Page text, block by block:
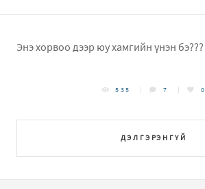
Энэ хорвоо дээр юу хамгийн үнэн бэ???
ДЭЛГЭРЭНГҮЙ
535 7 0